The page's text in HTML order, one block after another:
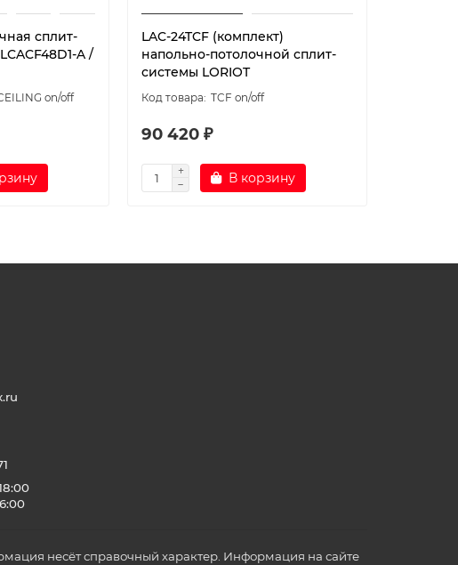
сплит-
A /
on/off
LAC-24TCF (комплект)
напольно-потолочной сплит-
системы LORIOT
TCF on/off
90 420 ₽
В корзину
несёт справочный характер. Информация на сайте